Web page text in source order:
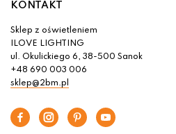
KONTAKT
Sklep z oświetleniem
ILOVE LIGHTING
ul. Okulickiego 6, 38-500 Sanok
+48 690 003 006
sklep@2bm.pl